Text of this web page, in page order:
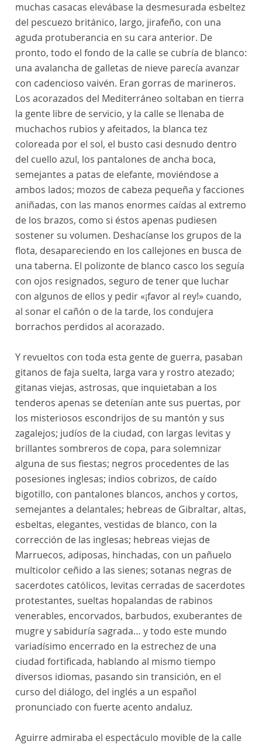
muchas casacas elevábase la desmesurada esbeltez
del pescuezo británico, largo, jirafeño, con una
aguda protuberancia en su cara anterior. De
pronto, todo el fondo de la calle se cubría de blanco:
una avalancha de galletas de nieve parecía avanzar
con cadencioso vaivén. Eran gorras de marineros.
Los acorazados del Mediterráneo soltaban en tierra
la gente libre de servicio, y la calle se llenaba de
muchachos rubios y afeitados, la blanca tez
coloreada por el sol, el busto casi desnudo dentro
del cuello azul, los pantalones de ancha boca,
semejantes a patas de elefante, moviéndose a
ambos lados; mozos de cabeza pequeña y facciones
aniñadas, con las manos enormes caídas al extremo
de los brazos, como si éstos apenas pudiesen
sostener su volumen. Deshacíanse los grupos de la
flota, desapareciendo en los callejones en busca de
una taberna. El polizonte de blanco casco los seguía
con ojos resignados, seguro de tener que luchar
con algunos de ellos y pedir «¡favor al rey!» cuando,
al sonar el cañón o de la tarde, los condujera
borrachos perdidos al acorazado.
Y revueltos con toda esta gente de guerra, pasaban
gitanos de faja suelta, larga vara y rostro atezado;
gitanas viejas, astrosas, que inquietaban a los
tenderos apenas se detenían ante sus puertas, por
los misteriosos escondrijos de su mantón y sus
zagalejos; judíos de la ciudad, con largas levitas y
brillantes sombreros de copa, para solemnizar
alguna de sus fiestas; negros procedentes de las
posesiones inglesas; indios cobrizos, de caído
bigotillo, con pantalones blancos, anchos y cortos,
semejantes a delantales; hebreas de Gibraltar, altas,
esbeltas, elegantes, vestidas de blanco, con la
corrección de las inglesas; hebreas viejas de
Marruecos, adiposas, hinchadas, con un pañuelo
multicolor ceñido a las sienes; sotanas negras de
sacerdotes católicos, levitas cerradas de sacerdotes
protestantes, sueltas hopalandas de rabinos
venerables, encorvados, barbudos, exuberantes de
mugre y sabiduría sagrada… y todo este mundo
variadísimo encerrado en la estrechez de una
ciudad fortificada, hablando al mismo tiempo
diversos idiomas, pasando sin transición, en el
curso del diálogo, del inglés a un español
pronunciado con fuerte acento andaluz.
Aguirre admiraba el espectáculo movible de la calle